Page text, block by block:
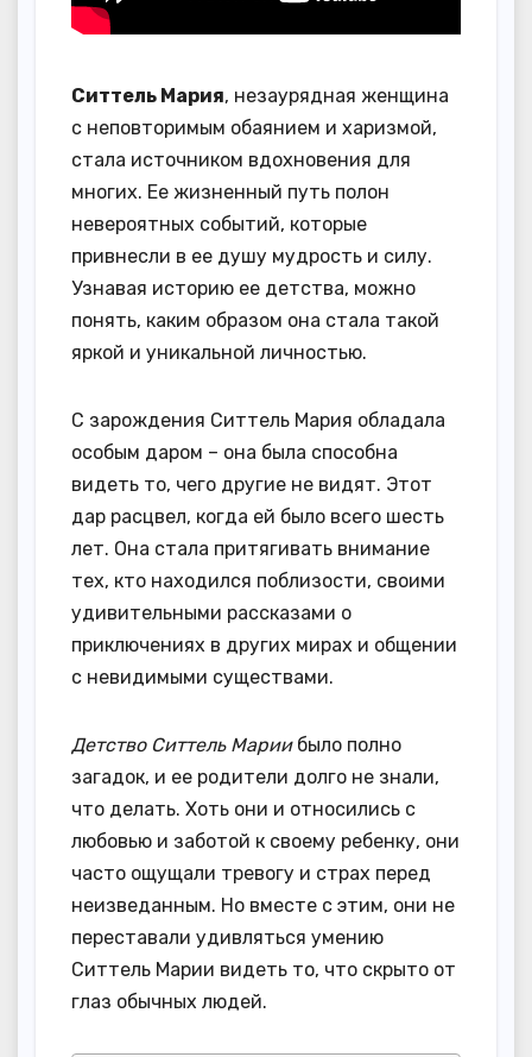
Ситтель Мария, незаурядная женщина
с неповторимым обаянием и харизмой,
стала источником вдохновения для
многих. Ее жизненный путь полон
невероятных событий, которые
привнесли в ее душу мудрость и силу.
Узнавая историю ее детства, можно
понять, каким образом она стала такой
яркой и уникальной личностью.
С зарождения Ситтель Мария обладала
особым даром – она была способна
видеть то, чего другие не видят. Этот
дар расцвел, когда ей было всего шесть
лет. Она стала притягивать внимание
тех, кто находился поблизости, своими
удивительными рассказами о
приключениях в других мирах и общении
с невидимыми существами.
Детство Ситтель Мариибыло полно
загадок, и ее родители долго не знали,
что делать. Хоть они и относились с
любовью и заботой к своему ребенку, они
часто ощущали тревогу и страх перед
неизведанным. Но вместе с этим, они не
переставали удивляться умению
Ситтель Марии видеть то, что скрыто от
глаз обычных людей.